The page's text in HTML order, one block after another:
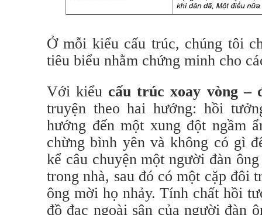
Ở mỗi kiểu cấu trúc, chúng tôi
tiêu biểu nhằm chứng minh cho
Với kiểu cấu trúc xoay vòng –
truyện theo hai hướng: hồi
hướng đến một xung đột ngầm
chừng bình yên và không có gì
kể câu chuyện một người đàn
trong nhà, sau đó có một cặp đôi
ông mời họ nhảy. Tính chất hồi
đồ đạc ngoài sân của người đàn